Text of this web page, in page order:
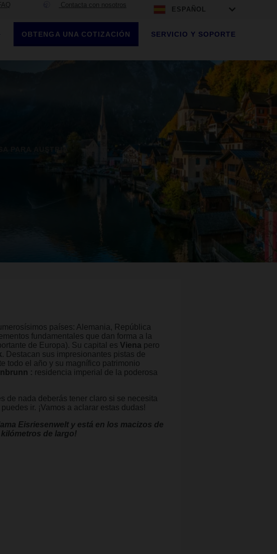
Contacta con nosotros
ESPAÑOL
OBTENGA UNA COTIZACIÓN SERVICIO Y SOPORTE
países: Alemania, República
fundamentales que dan forma a la
de Europa). Su capital es Viena pero
. Destacan sus impresionantes pistas de
todo el año y su magnífico patrimonio
: residencia imperial de la poderosa
de nada deberás tener claro si se necesita
ir. ¡Vamos a aclarar estas dudas!
Eisriesenwelt y está en los macizos de
kilómetros de largo!